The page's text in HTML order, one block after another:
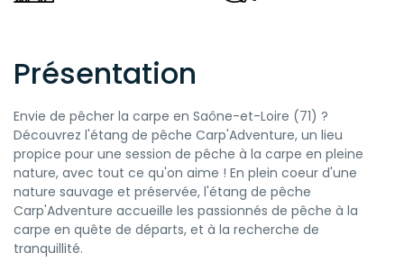
Présentation
Envie de pêcher la carpe en Saône-et-Loire (71) ?
Découvrez l'étang de pêche Carp'Adventure, un lieu
propice pour une session de pêche à la carpe en pleine
nature, avec tout ce qu'on aime ! En plein coeur d'une
nature sauvage et préservée, l'étang de pêche
Carp'Adventure accueille les passionnés de pêche à la
carpe en quête de départs, et à la recherche de
tranquillité.